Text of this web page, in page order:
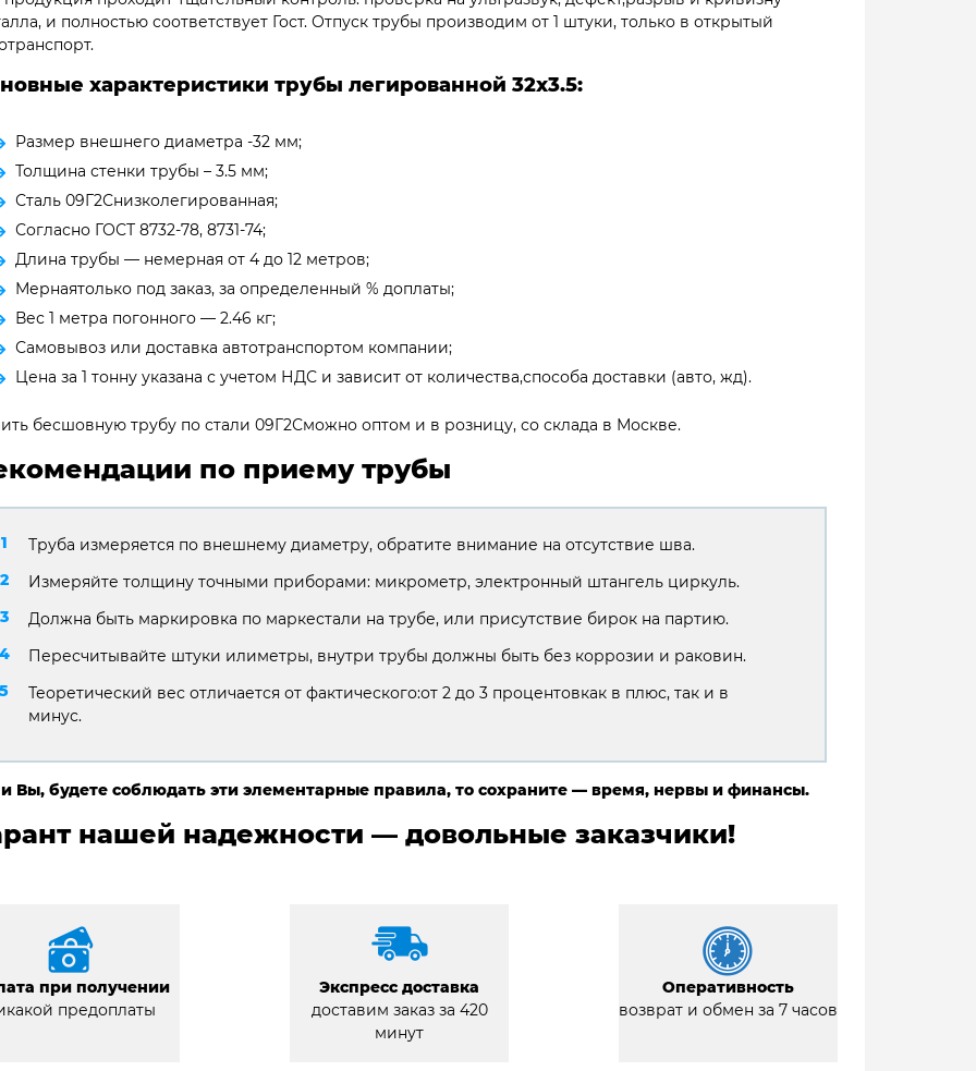
и полностью соответствует Гост. Отпуск трубы производим от 1 штуки, только в открытый
характеристики трубы легированной 32х3.5:
Размер внешнего диаметра -32 мм;
Толщина стенки трубы – 3.5 мм;
Сталь 09Г2Снизколегированная;
Согласно ГОСТ 8732-78, 8731-74;
Длина трубы — немерная от 4 до 12 метров;
Мернаятолько под заказ, за определенный % доплаты;
Вес 1 метра погонного — 2.46 кг;
Самовывоз или доставка автотранспортом компании;
Цена за 1 тонну указана с учетом НДС и зависит от количества,способа доставки (авто, жд).
бесшовную трубу по стали 09Г2Сможно оптом и в розницу, со склада в Москве.
по приему трубы
Труба измеряется по внешнему диаметру, обратите внимание на отсутствие шва.
Измеряйте толщину точными приборами: микрометр, электронный штангель циркуль.
Должна быть маркировка по маркестали на трубе, или присутствие бирок на партию.
Пересчитывайте штуки илиметры, внутри трубы должны быть без коррозии и раковин.
Теоретический вес отличается от фактического:от 2 до 3 процентовкак в плюс, так и в
минус.
Вы, будете соблюдать эти элементарные правила, то сохраните — время, нервы и финансы.
нашей надежности — довольные заказчики!
при получении
предоплаты
Экспресс доставка
доставим заказ за 420
минут
Оперативность
возврат и обмен за 7 часов